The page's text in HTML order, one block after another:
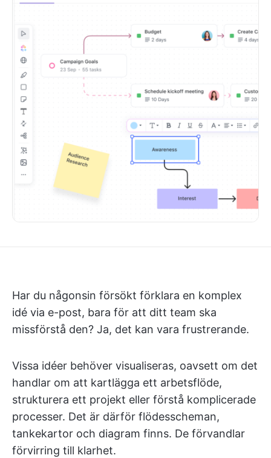
Har du någonsin försökt förklara en komplex
idé via e-post, bara för att ditt team ska
missförstå den? Ja, det kan vara frustrerande.
Vissa idéer behöver visualiseras, oavsett om det
handlar om att kartlägga ett arbetsflöde,
strukturera ett projekt eller förstå komplicerade
processer. Det är därför flödesscheman,
tankekartor och diagram finns. De förvandlar
förvirring till klarhet.